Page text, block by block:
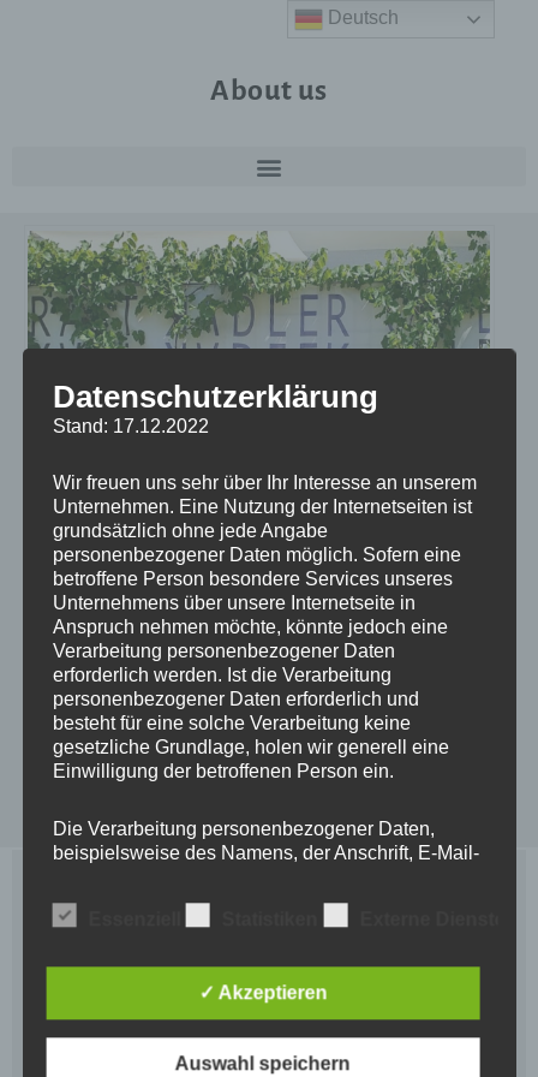
About us
Brigitte Pamperl and Otto Schlappack, the organisers of the tours,
M.D. Otto spent time as postdoctoral fellow in
England and Canada. Brigitte is a graduate from the
University of Applied Arts in Vienna, Austria.
Brigitte and Otto live in Vienna and in a village in the
Deutsch
Datenschutzerklärung
Stand: 17.12.2022
Wir freuen uns sehr über Ihr Interesse an unserem
Unternehmen. Eine Nutzung der Internetseiten ist
grundsätzlich ohne jede Angabe
personenbezogener Daten möglich. Sofern eine
betroffene Person besondere Services unseres
Unternehmens über unsere Internetseite in
Anspruch nehmen möchte, könnte jedoch eine
Verarbeitung personenbezogener Daten
erforderlich werden. Ist die Verarbeitung
personenbezogener Daten erforderlich und
besteht für eine solche Verarbeitung keine
gesetzliche Grundlage, holen wir generell eine
Einwilligung der betroffenen Person ein.
Die Verarbeitung personenbezogener Daten,
beispielsweise des Namens, der Anschrift, E-Mail-
Person, erfolgt stets im Einklang mit der
Datenschutz-Grundverordnung und in
landesspezifischen Datenschutzbestimmungen.
Mittels dieser Datenschutzerklärung möchte unser
Unternehmen die Öffentlichkeit über Art, Umfang
und Zweck der von uns erhobenen, genutzten und
verarbeiteten personenbezogenen Daten
✓ Akzeptieren
Auswahl speichern